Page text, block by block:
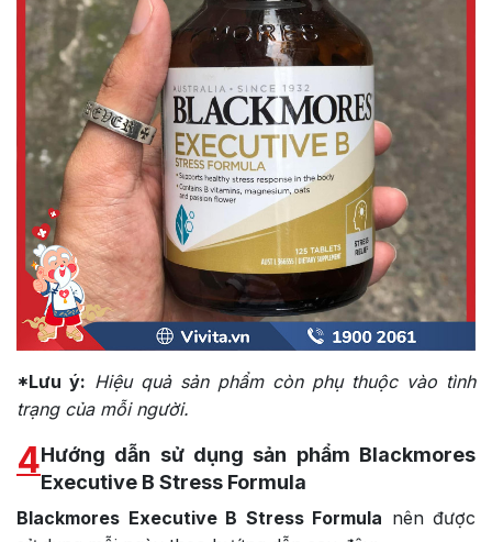
*Lưu ý: Hiệu quả sản phẩm còn phụ thuộc vào tình
trạng của mỗi người.
4Hướng dẫn sử dụng sản phẩm Blackmores
Executive B Stress Formula
Blackmores Executive B Stress Formula nên được